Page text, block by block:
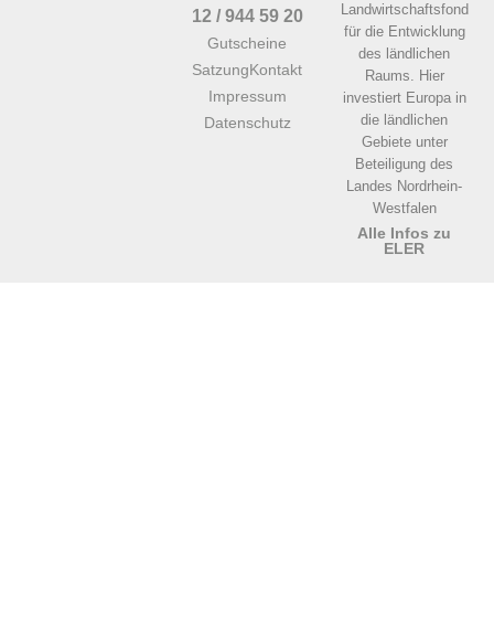
12 / 944 59 20
Gutscheine
SatzungKontakt
Impressum
Datenschutz
Landwirtschaftsfond
für die Entwicklung
des ländlichen
Raums. Hier
investiert Europa in
die ländlichen
Gebiete unter
Beteiligung des
Landes Nordrhein-
Westfalen
Alle Infos zu
ELER